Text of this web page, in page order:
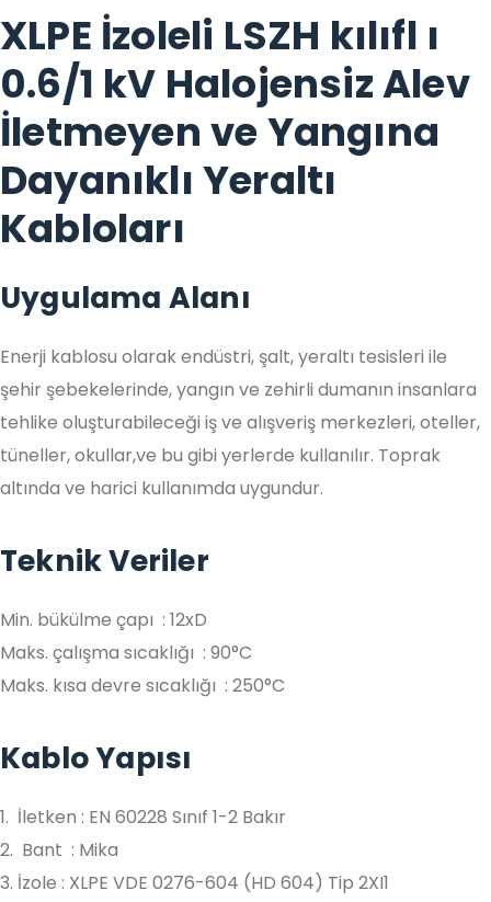
XLPE İzoleli LSZH kılıfl ı
0.6/1 kV Halojensiz Alev
İletmeyen ve Yangına
Dayanıklı Yeraltı
Kabloları
Uygulama Alanı
Enerji kablosu olarak endüstri, şalt, yeraltı tesisleri ile
şehir şebekelerinde, yangın ve zehirli dumanın insanlara
tehlike oluşturabileceği iş ve alışveriş merkezleri, oteller,
tüneller, okullar,ve bu gibi yerlerde kullanılır. Toprak
altında ve harici kullanımda uygundur.
Teknik Veriler
Min. bükülme çapı : 12xD
Maks. çalışma sıcaklığı : 90°C
Maks. kısa devre sıcaklığı : 250°C
Kablo Yapısı
1. İletken : EN 60228 Sınıf 1-2 Bakır
2. Bant : Mika
3. İzole : XLPE VDE 0276-604 (HD 604) Tip 2XI1